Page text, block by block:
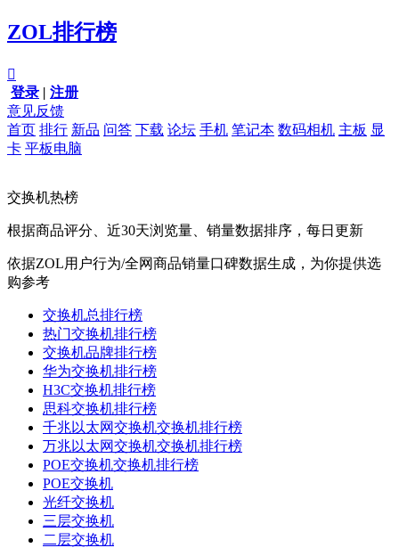
ZOL排行榜

登录 | 注册
意见反馈
首页 排行 新品 问答 下载 论坛 手机 笔记本 数码相机 主板 显
卡 平板电脑
交换机热榜
根据商品评分、近30天浏览量、销量数据排序，每日更新
依据ZOL用户行为/全网商品销量口碑数据生成，为你提供选
购参考
交换机总排行榜
热门交换机排行榜
交换机品牌排行榜
华为交换机排行榜
H3C交换机排行榜
思科交换机排行榜
千兆以太网交换机交换机排行榜
万兆以太网交换机交换机排行榜
POE交换机交换机排行榜
POE交换机
光纤交换机
三层交换机
二层交换机